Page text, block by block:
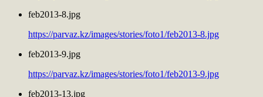
feb2013-8.jpg
https://parvaz.kz/images/stories/foto1/feb2013-8.jpg
feb2013-9.jpg
https://parvaz.kz/images/stories/foto1/feb2013-9.jpg
feb2013-13.jpg